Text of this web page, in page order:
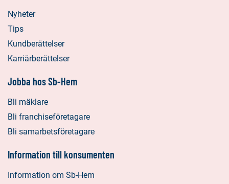
Nyheter
Tips
Kundberättelser
Karriärberättelser
Jobba hos Sb-Hem
Bli mäklare
Bli franchiseföretagare
Bli samarbetsföretagare
Information till konsumenten
Information om Sb-Hem